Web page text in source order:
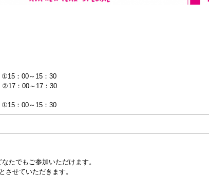
：00～15：30
：30
00～15：30
たでもご参加いただけます。
させていただきます。